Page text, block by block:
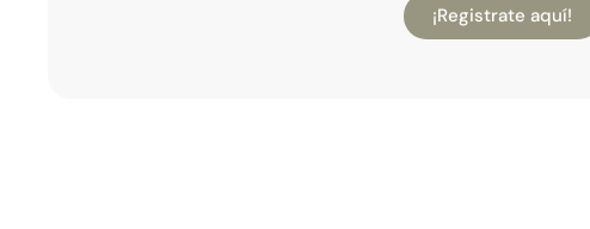
¡Registrate aquí!